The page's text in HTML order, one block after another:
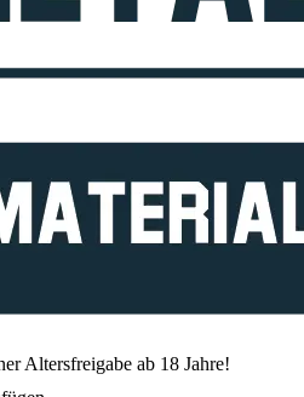
Altersfreigabe ab 18 Jahre!